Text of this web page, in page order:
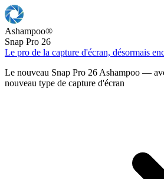
Ashampoo®
Snap Pro 26
Le pro de la capture d'écran, désormais
Le nouveau Snap Pro 26 Ashampoo —
nouveau type de capture d'écran